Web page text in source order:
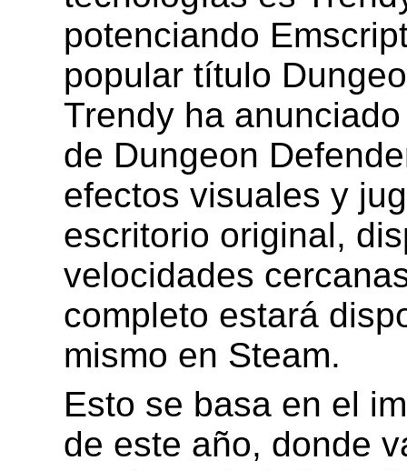
potenciando
popular título
Trendy ha
de Dungeon
efectos visuales y
escritorio original,
velocidades
completo estará
mismo en Steam.
Esto se basa en el
de este año, donde